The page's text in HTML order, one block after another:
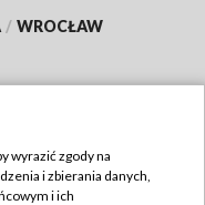
/ WROCŁAW
wyrazić zgody na
i zbierania danych,
i ich